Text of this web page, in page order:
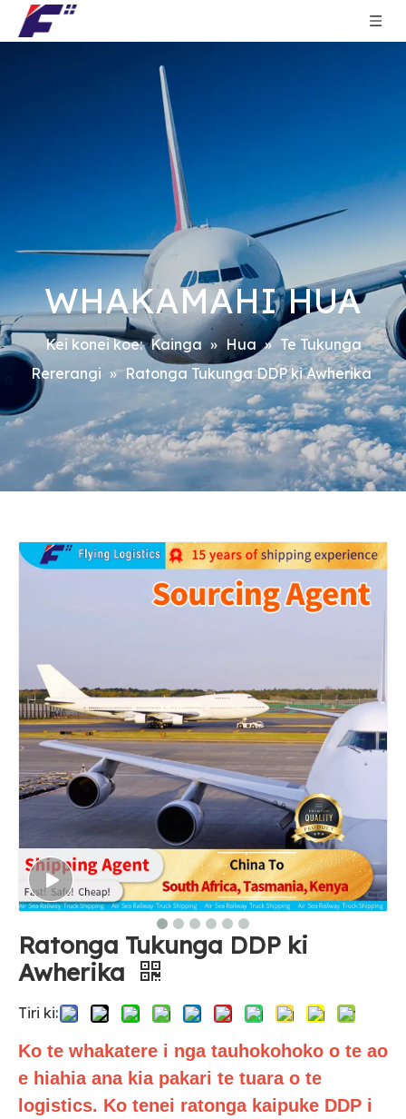
WHAKAMAHI HUA
Kei konei koe: Kainga » Hua » Te Tukunga
Rererangi » Ratonga Tukunga DDP ki Awherika
Ratonga Tukunga DDP ki
Awherika
Tiri ki:
Ko te whakatere i nga tauhokohoko o te ao
e hiahia ana kia pakari te tuara o te
logistics. Ko tenei ratonga kaipuke DDP i